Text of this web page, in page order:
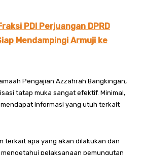
PDI Perjuangan DPRD
Mendampingi Armuji ke
Pengajian Azzahrah Bangkingan,
tatap muka sangat efektif. Minimal,
informasi yang utuh terkait
terkait apa yang akan dilakukan dan
pelaksanaan pemungutan